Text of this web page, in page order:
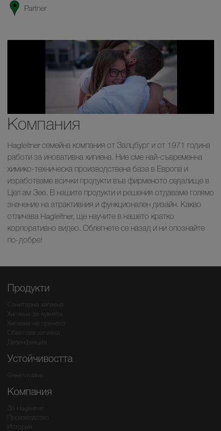
Partner
Компания
Hagleitner семейна компания от Залцбург и от 1971 година
работи за иновативна хигиена. Ние сме най-съвременна
химико-техническа производствена база в Европа и
изработваме всички продукти във фирменото седалище в
Цел ам Зее. В нашите продукти и решения отдаваме голямо
значение на атрактивния и функционален дизайн. Какво
отличава Hagleitner, ще научите в нашето кратко
корпоративно видео. Облегнете се назад и ни опознайте
по-добре!
Продукти
Санитарна хигиена
Хигиена за кухнята
Хигиена на прането
Обектова хигиена
Дезинфекция
Устойчивостта
Greenovative
Компания
За Hagleitner
Производство
История